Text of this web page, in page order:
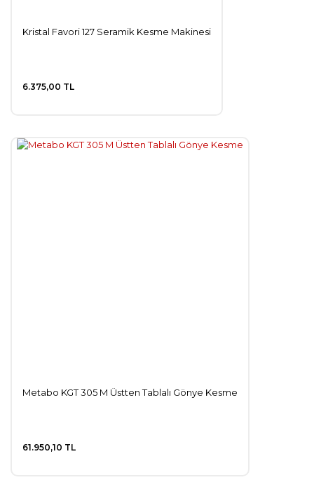
Kristal Favori 127 Seramik Kesme Makinesi
6.375,00 TL
Metabo KGT 305 M Üstten Tablalı Gönye Kesme
61.950,10 TL